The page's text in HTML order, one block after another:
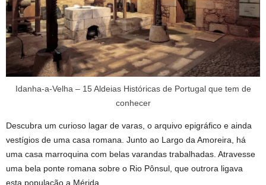
Idanha-a-Velha – 15 Aldeias Históricas de Portugal que tem de
conhecer
Descubra um curioso lagar de varas, o arquivo epigráfico e ainda
vestígios de uma casa romana. Junto ao Largo da Amoreira, há
uma casa marroquina com belas varandas trabalhadas. Atravesse
uma bela ponte romana sobre o Rio Pônsul, que outrora ligava
esta população a Mérida.